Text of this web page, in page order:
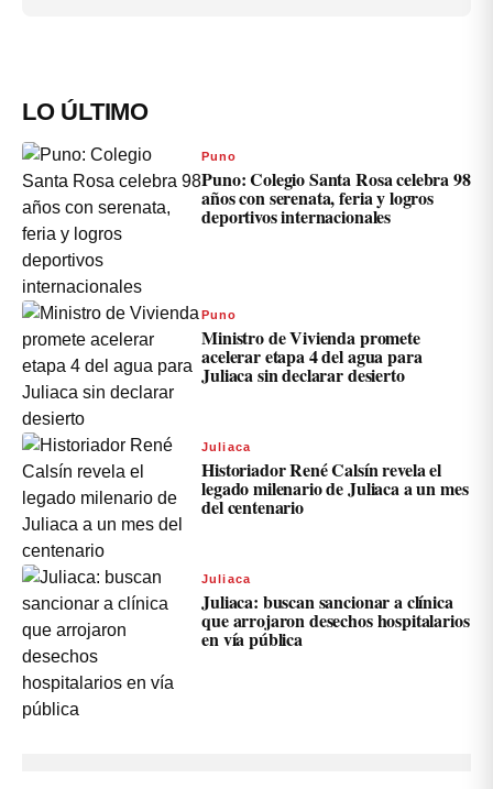
LO ÚLTIMO
Puno
Puno: Colegio Santa Rosa celebra 98
años con serenata, feria y logros
deportivos internacionales
Puno
Ministro de Vivienda promete
acelerar etapa 4 del agua para
Juliaca sin declarar desierto
Juliaca
Historiador René Calsín revela el
legado milenario de Juliaca a un mes
del centenario
Juliaca
Juliaca: buscan sancionar a clínica
que arrojaron desechos hospitalarios
en vía pública